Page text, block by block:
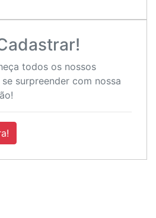
todos os nossos
surpreender com nossa